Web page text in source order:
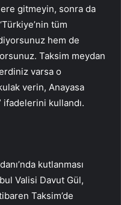
gitmeyin, sonra da
tüm
hem de
Taksim meydan
varsa o
verin, Anayasa
ifadelerini kullandı.
kutlanması
Valisi Davut Gül,
Taksim’de